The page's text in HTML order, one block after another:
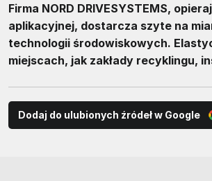
Firma NORD DRIVESYSTEMS,
aplikacyjnej, dostarcza szyte na
technologii środowiskowych.
miejscach, jak zakłady recyklingu,
Dodaj do ulubionych źródeł w Google